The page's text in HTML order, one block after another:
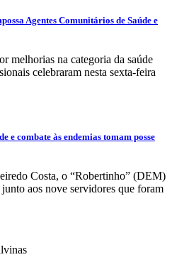
Agentes Comunitários de Saúde e
melhorias na categoria da saúde
celebraram nesta sexta-feira
e combate às endemias tomam posse
Costa, o “Robertinho” (DEM)
aos nove servidores que foram